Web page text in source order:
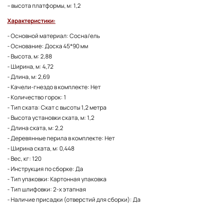
– высота платформы, м: 1,2
Характеристики:
- Основной материал: Сосна/ель
- Основание: Доска 45*90 мм
- Высота, м: 2,88
- Ширина, м: 4,72
- Длина, м: 2,69
- Качели-гнездо в комплекте: Нет
- Количество горок: 1
- Тип ската: Скат с высоты 1,2 метра
- Высота установки ската, м: 1,2
- Длина ската, м: 2,2
- Деревянные перила в комплекте: Нет
- Ширина ската, м: 0,448
- Вес, кг: 120
- Инструкция по сборке: Да
- Тип упаковки: Картонная упаковка
- Тип шлифовки: 2-х этапная
- Наличие присадки (отверстий для сборки): Да